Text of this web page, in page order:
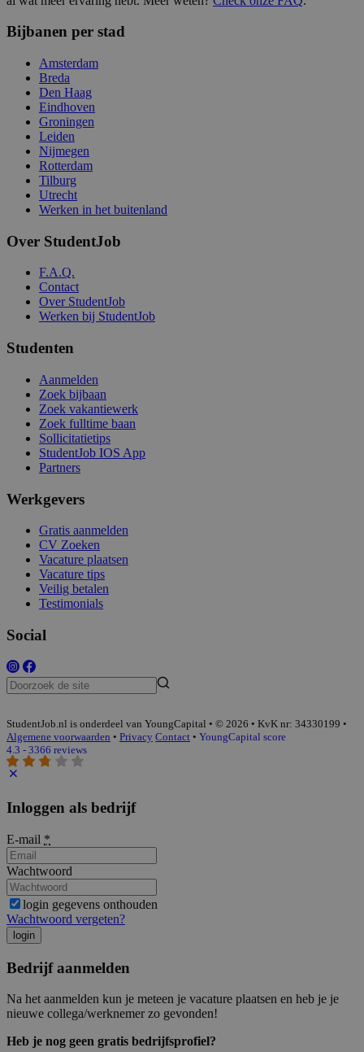
Bijbanen per stad
Amsterdam
Breda
Den Haag
Eindhoven
Groningen
Leiden
Nijmegen
Rotterdam
Tilburg
Utrecht
Werken in het buitenland
Over StudentJob
F.A.Q.
Contact
Over StudentJob
Werken bij StudentJob
Studenten
Aanmelden
Zoek bijbaan
Zoek vakantiewerk
Zoek fulltime baan
Sollicitatietips
StudentJob IOS App
Partners
Werkgevers
Gratis aanmelden
CV Zoeken
Vacature plaatsen
Vacature tips
Veilig betalen
Testimonials
Social
StudentJob.nl is onderdeel van YoungCapital • © 2026 • KvK nr: 34330199 •
Algemene voorwaarden • Privacy Contact • YoungCapital score
4.3 - 3366 reviews
Inloggen als bedrijf
E-mail *
Wachtwoord
login gegevens onthouden
Wachtwoord vergeten?
login
Bedrijf aanmelden
Na het aanmelden kun je meteen je vacature plaatsen en heb je je
nieuwe collega/werknemer zo gevonden!
Heb je nog geen gratis bedrijfsprofiel?